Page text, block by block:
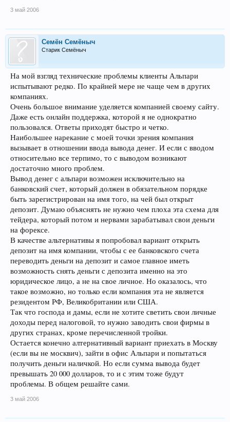
3 май 2006
Семён Семёныч
Старик Семёныч
На мой взгляд технические проблемы клиенты Альпари
испытывают редко. По крайней мере не чаще чем в других
компаниях.
Очень большое внимание уделяется компанией своему сайту.
Даже есть онлайн поддержка, которой я не однократно
пользовался. Ответы приходят быстро и четко.
Наибольшее нарекание с моей точки зрения компания
вызывает в отношении ввода вывода денег. И если с вводом
относительно все терпимо, то с выводом возникают
достаточно много проблем.
Вывод денег с альпари возможен исключительно на
банковский счет, который должен в обязательном порядке
быть зарегистрирован на имя того, на чей был открыт
депозит. Думаю объяснять не нужно чем плоха эта схема для
тейдера, который потом и нервами зарабатывал свои деньги
на форексе.
В качестве альтернативы я попробовал вариант открыть
депозит на имя компании, чтобы с ее банковского счета
переводить деньги на депозит и самое главное иметь
возможность снять деньги с депозита именно на это
юридическое лицо, а не на свое личное. Но оказалось, что
такое возможно, но только если компания эта не является
резидентом РФ, Великобритании или США.
Так что господа и дамы, если не хотите светить свои личные
доходы перед налоговой, то нужно заводить свои фирмы в
других странах, кроме перечисленной тройки.
Остается конечно алтернативный вариант приехать в Москву
(если вы не москвич), зайти в офис Альпари и попытаться
получить деньги наличкой. Но если сумма вывода будет
превышать 20 000 долларов, то и с этим тоже будут
проблемы. В общем решайте сами.
3 май 2006